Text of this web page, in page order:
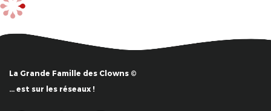
La Grande Famille des Clowns ©
… est sur les réseaux !